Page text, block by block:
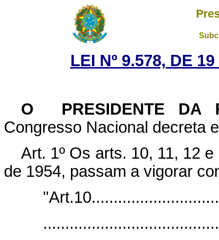
LEI Nº 9.578, DE
O PRESIDENTE DA
Congresso Nacional decreta
Art. 1º Os arts. 10, 11, 12
de 1954, passam a vigorar